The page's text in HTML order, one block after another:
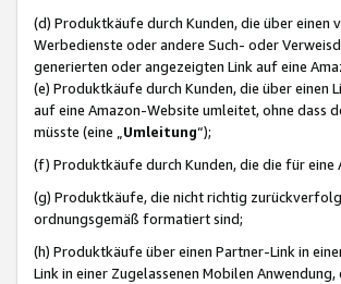
(d) Produktkäufe durch Kunden, die über einen
Werbedienste oder andere Such- oder
generierten oder angezeigten Link auf eine
(e) Produktkäufe durch Kunden, die über einen
auf eine Amazon-Website umleitet, ohne dass
müsste (eine „ Umleitung“);
(f) Produktkäufe durch Kunden, die die für
(g) Produktkäufe, die nicht richtig
ordnungsgemäß formatiert sind;
(h) Produktkäufe über einen Partner-Link in
Link in einer Zugelassenen Mobilen